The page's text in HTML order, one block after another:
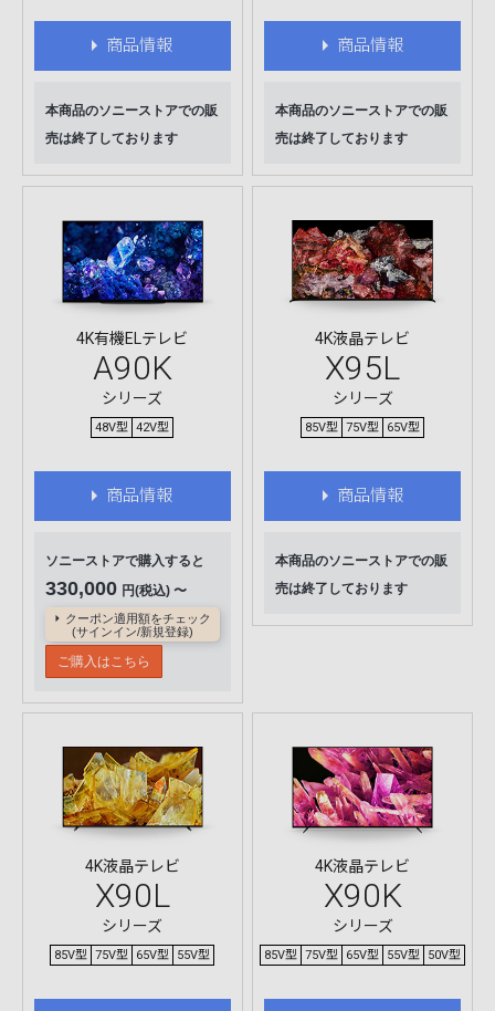
商品情報
本商品のソニーストアでの販
売は終了しております
商品情報
本商品のソニーストアでの販
売は終了しております
4K有機ELテレビ
A90K
シリーズ
48V型 42V型
商品情報
ソニーストアで購入すると
330,000 円(税込) 〜
クーポン適用額をチェック
(サインイン/新規登録)
ご購入はこちら
4K液晶テレビ
X95L
シリーズ
85V型 75V型 65V型
商品情報
本商品のソニーストアでの販
売は終了しております
4K液晶テレビ
X90L
シリーズ
85V型 75V型 65V型 55V型
4K液晶テレビ
X90K
シリーズ
85V型 75V型 65V型 55V型 50V型